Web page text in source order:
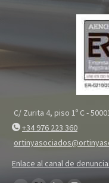
C/ Zurita 4, piso 1º C -
+34 976 223 360
Enlace al canal de